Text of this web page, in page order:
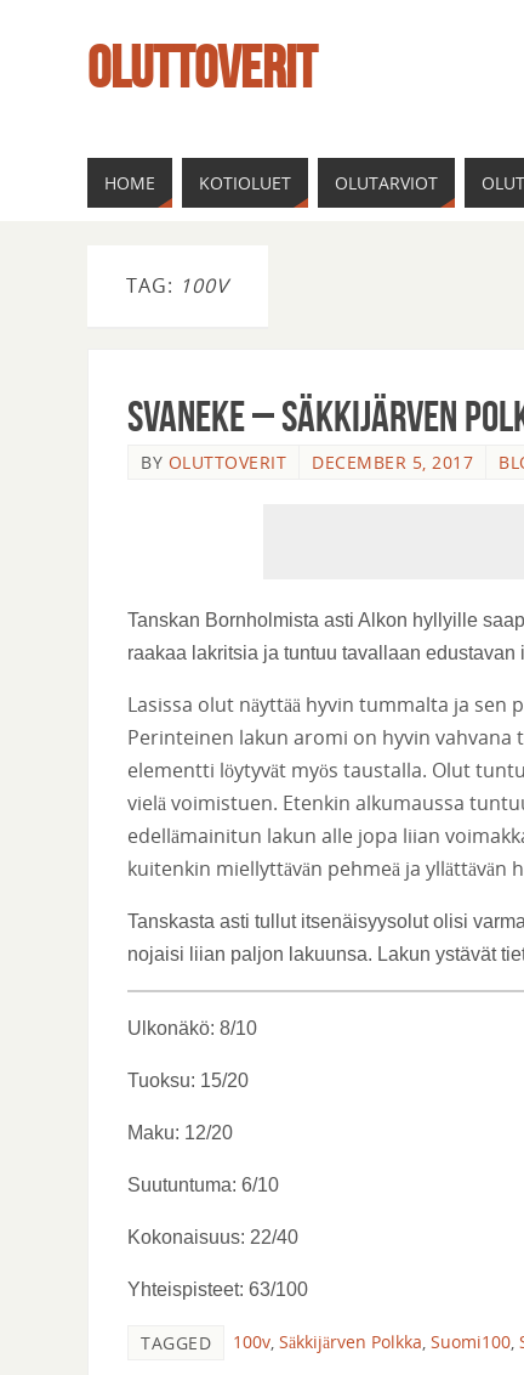
OLUTTOVERIT
HOME KOTIOLUET OLUTARVIOT
TAG: 100V
Svaneke – Säkkijärven
BY OLUTTOVERIT DECEMBER 5, 2017
Tanskan Bornholmista asti Alkon hyllyille
raakaa lakritsia ja tuntuu tavallaan
Lasissa olut näyttää hyvin tummalta ja
Perinteinen lakun aromi on hyvin vahvana
elementti löytyvät myös taustalla. Olut
vielä voimistuen. Etenkin alkumaussa
edellämainitun lakun alle jopa liian
kuitenkin miellyttävän pehmeä ja yllättävän
Tanskasta asti tullut itsenäisyysolut olisi
nojaisi liian paljon lakuunsa. Lakun ystävät
Ulkonäkö: 8/10
Tuoksu: 15/20
Maku: 12/20
Suutuntuma: 6/10
Kokonaisuus: 22/40
Yhteispisteet: 63/100
TAGGED 100v, Säkkijärven Polkka, Suomi100,